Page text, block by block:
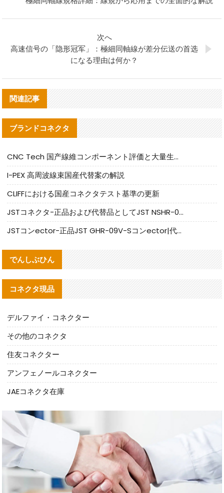
次へ
高速信号の「隐形冠军」：極細同軸線が差分伝送の首选
になる理由は何か？
関連記事
ブランドコネクタ
CNC Tech 国产線維コンポーネント評価と大量生産適合ガイド
I-PEX 高周波線束国産代替案の解説
CLIFFにおける国産コネクタテスト基準の更新
JSTコネクタ-正品および代替品としてJST NSHR-02V-Sコネクタを提供します
JSTコンector-正品JST GHR-09V-Sコンector|代替品提供
でんしぶひん
コネクタ現品
デルファイ・コネクター
その他のコネクタ
住友コネクター
アンフェノールコネクター
JAEコネクタ在庫